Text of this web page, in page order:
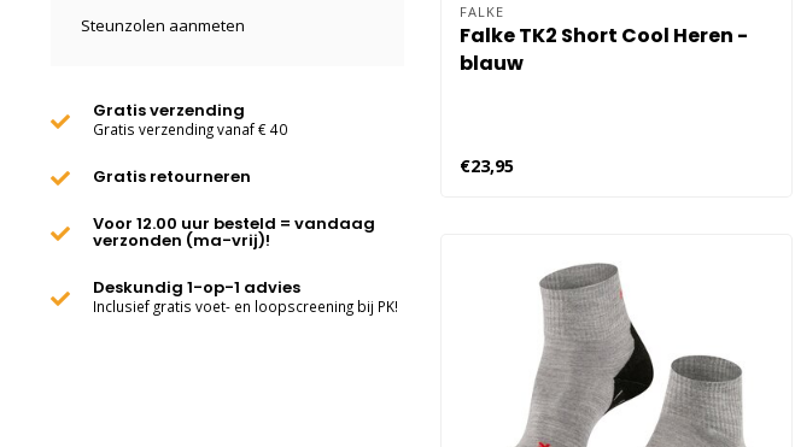
Steunzolen aanmeten
Gratis verzending
Gratis verzending vanaf € 40
Gratis retourneren
Voor 12.00 uur besteld = vandaag
verzonden (ma-vrij)!
Deskundig 1-op-1 advies
Inclusief gratis voet- en loopscreening bij PK!
FALKE
Falke TK2 Short Cool Heren -
blauw
€23,95